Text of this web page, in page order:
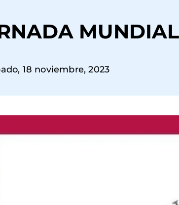
18 noviembre, 2023